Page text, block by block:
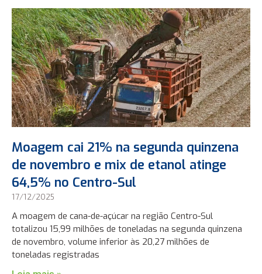
Moagem cai 21% na segunda quinzena
de novembro e mix de etanol atinge
64,5% no Centro-Sul
17/12/2025
A moagem de cana-de-açúcar na região Centro-Sul
totalizou 15,99 milhões de toneladas na segunda quinzena
de novembro, volume inferior às 20,27 milhões de
toneladas registradas